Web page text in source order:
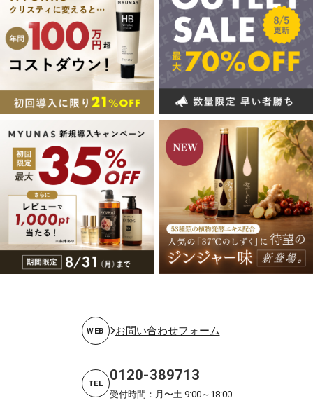
WEB お問い合わせフォーム
TEL 0120-389713
受付時間：月〜土 9:00～18:00